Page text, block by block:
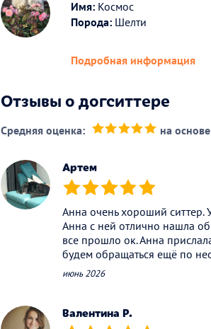
Имя: Космос
Порода: Шелти
Подробная информация
Отзывы о догситтере
Средняя оценка: на
Артем
(*) (*) (*) (*) (*)
Анна очень хороший ситтер.
Анна с ней отлично нашла
все прошло ок. Анна
будем обращаться ещё по
июнь 2026
Валентина Р.